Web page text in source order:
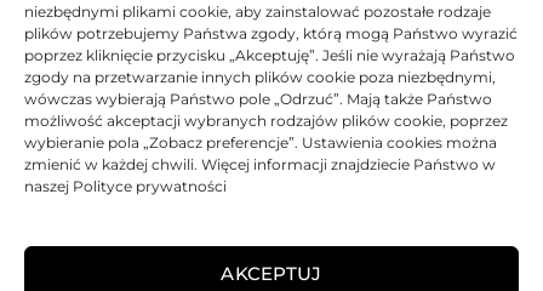
niezbędnymi plikami cookie, aby zainstalować pozostałe rodzaje
plików potrzebujemy Państwa zgody, którą mogą Państwo wyrazić
poprzez kliknięcie przycisku „Akceptuję”. Jeśli nie wyrażają Państwo
zgody na przetwarzanie innych plików cookie poza niezbędnymi,
wówczas wybierają Państwo pole „Odrzuć”. Mają także Państwo
możliwość akceptacji wybranych rodzajów plików cookie, poprzez
wybieranie pola „Zobacz preferencje”. Ustawienia cookies można
zmienić w każdej chwili. Więcej informacji znajdziecie Państwo w
naszej Polityce prywatności
AKCEPTUJ
BRAK
Toner Xerox oryginalny 106R01531 | Black
Oceniono0na 5
Toner Xerox Oryginalny 11000 str.
BRAK